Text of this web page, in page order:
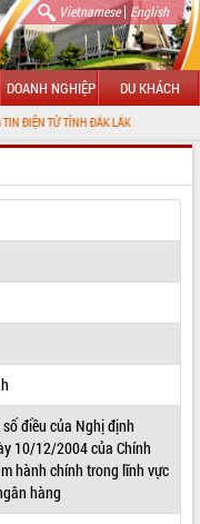
Vietnamese| English
DOANH NGHIỆP DU KHÁCH
ĐẮK LẮK
điều của Nghị định
10/12/2004 của Chính
hành chính trong lĩnh vực
hàng